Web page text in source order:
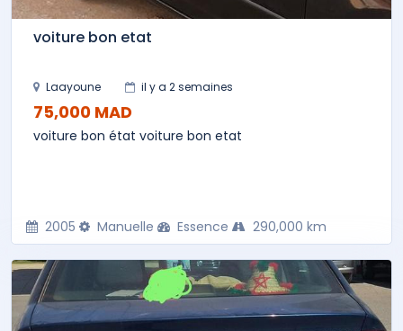
voiture bon etat
Laayoune il y a 2 semaines
75,000 MAD
voiture bon état voiture bon etat
2005 Manuelle Essence 290,000 km